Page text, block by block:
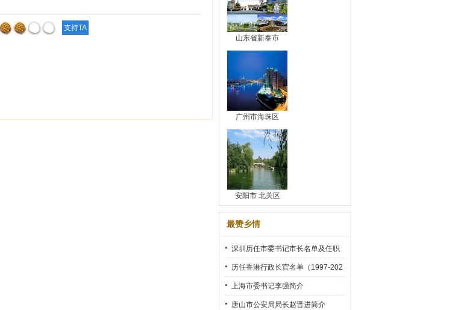
山东省新泰市
广州市海珠区
安阳市 北关区
最赞乡情
深圳历任市委书记市长名单及任职
时间
历任香港行政长官名单（1997-202
2）
上海市委书记李强简介
唐山市公安局局长赵晋进简介